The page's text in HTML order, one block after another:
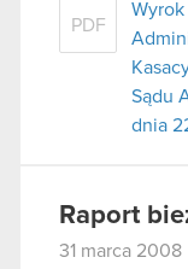
PDF
Sądu
dnia
Raport
31 marca